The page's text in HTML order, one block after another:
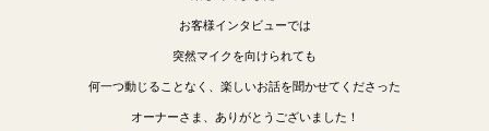
お客様インタビューでは
突然マイクを向けられても
何一つ動じることなく、楽しいお話を聞かせてくださった
オーナーさま、ありがとうございました！